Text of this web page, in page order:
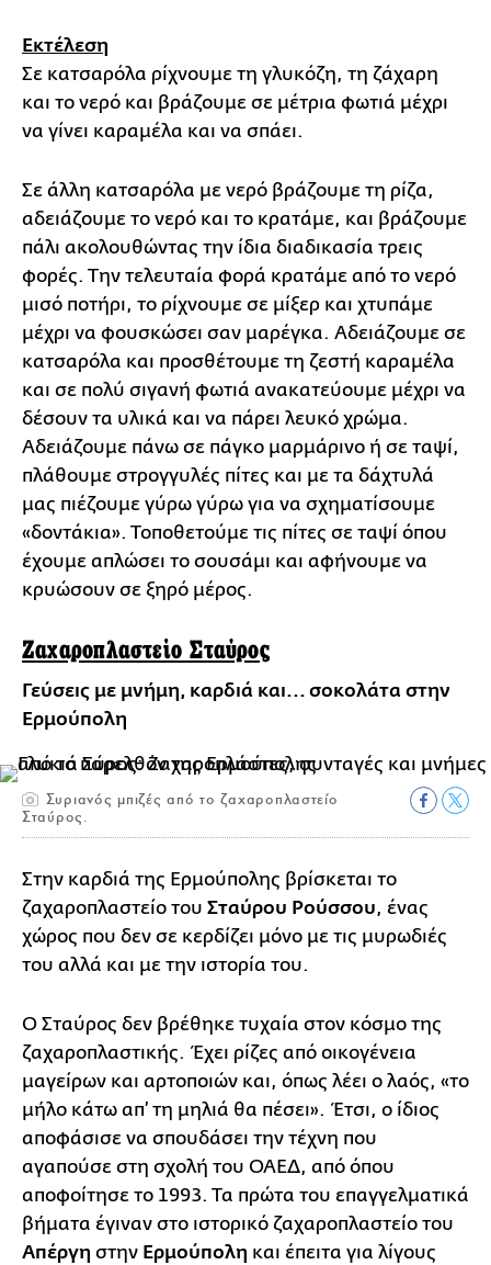
Εκτέλεση
Σε κατσαρόλα ρίχνουμε τη γλυκόζη, τη ζάχαρη
και το νερό και βράζουμε σε μέτρια φωτιά μέχρι
να γίνει καραμέλα και να σπάει.
Σε άλλη κατσαρόλα με νερό βράζουμε τη ρίζα,
αδειάζουμε το νερό και το κρατάμε, και βράζουμε
πάλι ακολουθώντας την ίδια διαδικασία τρεις
φορές. Την τελευταία φορά κρατάμε από το νερό
μισό ποτήρι, το ρίχνουμε σε μίξερ και χτυπάμε
μέχρι να φουσκώσει σαν μαρέγκα. Αδειάζουμε σε
κατσαρόλα και προσθέτουμε τη ζεστή καραμέλα
και σε πολύ σιγανή φωτιά ανακατεύουμε μέχρι να
δέσουν τα υλικά και να πάρει λευκό χρώμα.
Αδειάζουμε πάνω σε πάγκο μαρμάρινο ή σε ταψί,
πλάθουμε στρογγυλές πίτες και με τα δάχτυλά
μας πιέζουμε γύρω γύρω για να σχηματίσουμε
«δοντάκια». Τοποθετούμε τις πίτες σε ταψί όπου
έχουμε απλώσει το σουσάμι και αφήνουμε να
κρυώσουν σε ξηρό μέρος.
Ζαχαροπλαστείο Σταύρος
Γεύσεις με μνήμη, καρδιά και... σοκολάτα στην
Ερμούπολη
Συριανός μπιζές από το ζαχαροπλαστείο
Σταύρος.
Στην καρδιά της Ερμούπολης βρίσκεται το
ζαχαροπλαστείο του Σταύρου Ρούσσου, ένας
χώρος που δεν σε κερδίζει μόνο με τις μυρωδιές
του αλλά και με την ιστορία του.
Ο Σταύρος δεν βρέθηκε τυχαία στον κόσμο της
ζαχαροπλαστικής. Έχει ρίζες από οικογένεια
μαγείρων και αρτοποιών και, όπως λέει ο λαός, «το
μήλο κάτω απ’ τη μηλιά θα πέσει». Έτσι, ο ίδιος
αποφάσισε να σπουδάσει την τέχνη που
αγαπούσε στη σχολή του ΟΑΕΔ, από όπου
αποφοίτησε το 1993. Τα πρώτα του επαγγελματικά
βήματα έγιναν στο ιστορικό ζαχαροπλαστείο του
Απέργη στην Ερμούπολη και έπειτα για λίγους